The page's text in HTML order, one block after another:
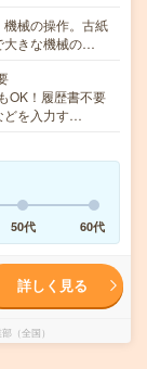
機械の操作。古紙
大きな機械の…
OK！履歴書不要
どを入力す…
50代 60代
詳しく見る
（全国）